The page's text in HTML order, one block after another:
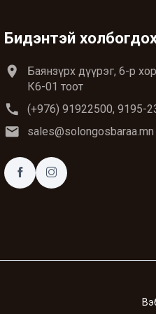
Бидэнтэй
location_on
Баянзүрх дүүрэг, 6-р
К6-01 тоот
call (+976) 91922500, 9195-
email sales@solongosbaraa.mn